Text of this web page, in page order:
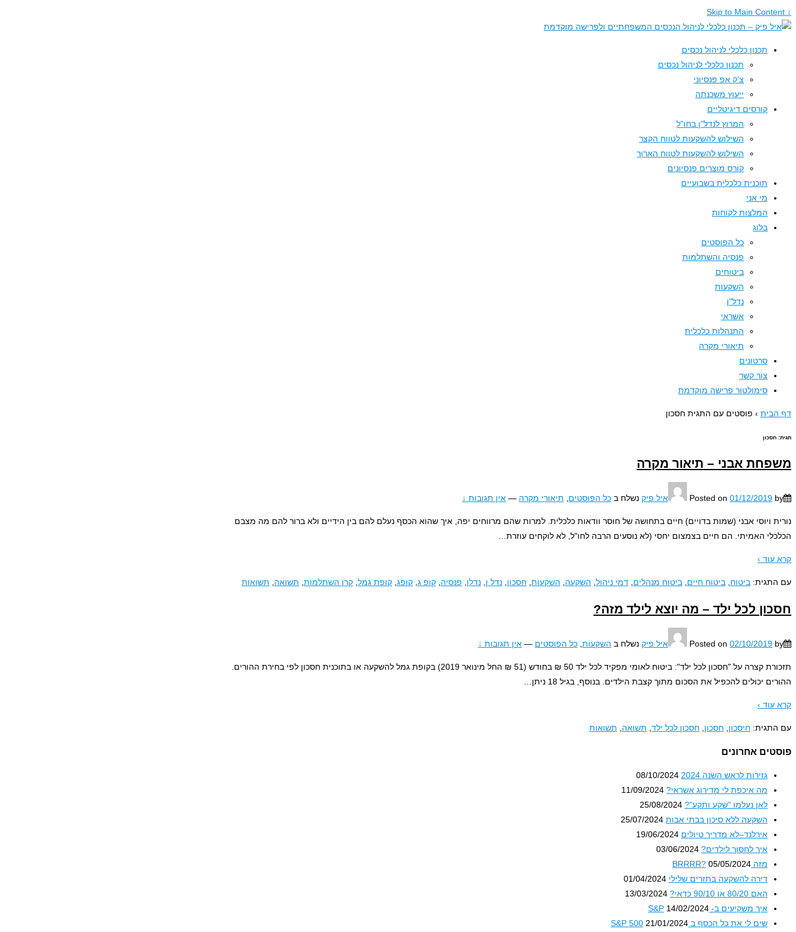
↓ Skip to Main Content
תכנון כלכלי לניהול נכסים
תכנון כלכלי לניהול נכסים
צ'ק אפ פנסיוני
ייעוץ משכנתה
קורסים דיגיטליים
המרוץ לנדל"ן בחו"ל
השילוש להשקעות לטווח הקצר
השילוש להשקעות לטווח הארוך
קורס מוצרים פנסיונים
תוכנית כלכלית בשבועיים
מי אני
המלצות לקוחות
בלוג
כל הפוסטים
פנסיה והשתלמות
ביטוחים
השקעות
נדל"ן
אשראי
התנהלות כלכלית
תיאורי מקרה
סרטונים
צור קשר
סימולטור פרישה מוקדמת
דף הבית › פוסטים עם התגית חסכון
תגית: חסכון
משפחת אבני – תיאור מקרה
Posted on 01/12/2019 by איל פיק נשלח ב כל הפוסטים תיאורי מקרה — אין תגובות ↓
נורית ויוסי אבני (שמות בדויים) חיים בתחושה של חוסר וודאות כלכלית. למרות שהם מרווחים יפה, איך שהוא הכסף נעלם להם בין הידיים ולא ברור להם מה מצבם
הכלכלי האמיתי. הם חיים בצמצום יחסי (לא נוסעים הרבה לחו"ל, לא לוקחים עוזרת
קרא עוד ›
עם התגית: ביטוח ביטוח חיים ביטוח מנהלים דמי ניהול השקעה השקעות חסכון נדל ן נדלן פנסיה קופ ג קופג קופת גמל קרן השתלמות תשואה תשואות
חסכון לכל ילד – מה יוצא לילד מזה?
Posted on 02/10/2019 by איל פיק נשלח ב השקעות כל הפוסטים — אין תגובות ↓
תזכורת קצרה על "חסכון לכל ילד": ביטוח לאומי מפקיד לכל ילד 50 ₪ בחודש (51 ₪ החל מינואר 2019) בקופת גמל להשקעה או בתוכנית חסכון לפי בחירת ההורים.
ההורים יכולים להכפיל את הסכום מתוך קצבת הילדים. בנוסף, בגיל 18 ניתן
קרא עוד ›
עם התגית: חיסכון חסכון חסכון לכל ילד תשואה תשואות
פוסטים אחרונים
גזירות לראש השנה 2024
08/10/2024
מה איכפת לי מדירוג אשראי? 11/09/2024
לאן נעלמו "שקע ותקע"? 25/08/2024
השקעה ללא סיכון בבתי אבות 25/07/2024
אירלנד–לא מדריך טיולים 19/06/2024
איך לחסוך לילדים? 03/06/2024
מזה BRRRR? 05/05/2024
דירה להשקעה בתזרים שלילי 01/04/2024
האם 80/20 או 90/10 כדאי?
13/03/2024
איך משקיעים ב- S&P 14/02/2024
שים לי את כל הכסף ב S&P 500 21/01/2024